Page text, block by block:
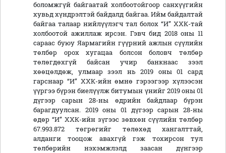
боломжгүй байгаатай холбоотойгоор санхүүгийн
хувьд хүндрэлтэй байдалд байгаа. Ийм байдалтай
байгаа талаар нийлүүлэгч тал болох “И” ХХК-тай
холбоотой ажиллаж ирсэн. Гэвч бид 2018 оны 11
сараас буюу Яармагийн гүүрний ажлын сүүлийн
төлбөр орох хугацаа болсон боловч төлбөр
төлөгдөхгүй байсан учир банкнаас зээл
хөөцөлдөж, улмаар зээл нь 2019 оны 01 сард
гарснаар “И” ХХК-ийн өмнө гэрээгээр хүлээсэн
үүргээ бүрэн биелүүлж битумын үнийг 2019 оны 01
дүгээр сарын 28-ны өдрийн байдлаар бүрэн
барагдуулсан. 2019 оны 01 дүгээр сарын 28-ны
өдөр “И” ХХК-ийн зүгээс зөвхөн сүүлийн төлбөр
67.993.872 төгрөгийг төлөхөд хангалттай,
алданги тооцож авахгүй гэж тохирсон тул
төлбөрийн нэхэмжлэлд заасан дүнгээр